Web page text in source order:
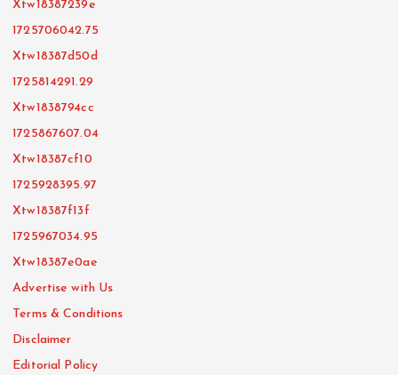
Xtw18387239e
1725706042.75
Xtw18387d50d
1725814291.29
Xtw1838794cc
1725867607.04
Xtw18387cf10
1725928395.97
Xtw18387f13f
1725967034.95
Xtw18387e0ae
Advertise with Us
Terms & Conditions
Disclaimer
Editorial Policy